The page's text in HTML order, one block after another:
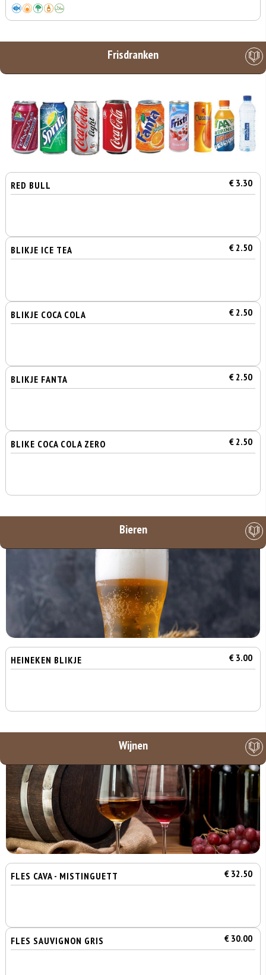
Frisdranken
RED BULL € 3.30
BLIKJE ICE TEA € 2.50
BLIKJE COCA COLA € 2.50
BLIKJE FANTA € 2.50
BLIKE COCA COLA ZERO € 2.50
Bieren
HEINEKEN BLIKJE € 3.00
Wijnen
FLES CAVA - MISTINGUETT € 32.50
FLES SAUVIGNON GRIS € 30.00